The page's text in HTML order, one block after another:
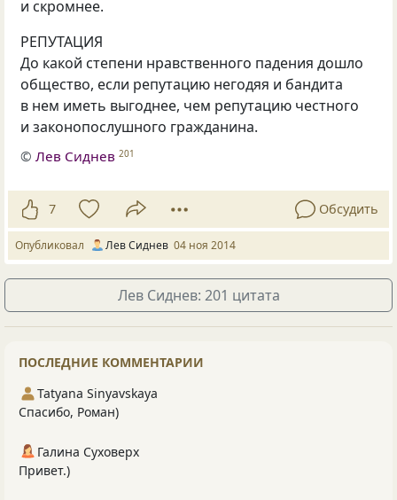
и скромнее.
РЕПУТАЦИЯ
До какой степени нравственного падения дошло
общество, если репутацию негодяя и бандита
в нем иметь выгоднее, чем репутацию честного
и законопослушного гражданина.
©Лев Сиднев 201
7 Обсудить
Опубликовал Лев Сиднев 04 ноя 2014
Лев Сиднев: 201 цитата
ПОСЛЕДНИЕ КОММЕНТАРИИ
Tatyana Sinyavskaya
Спасибо, Роман)
Галина Суховерх
Привет.)